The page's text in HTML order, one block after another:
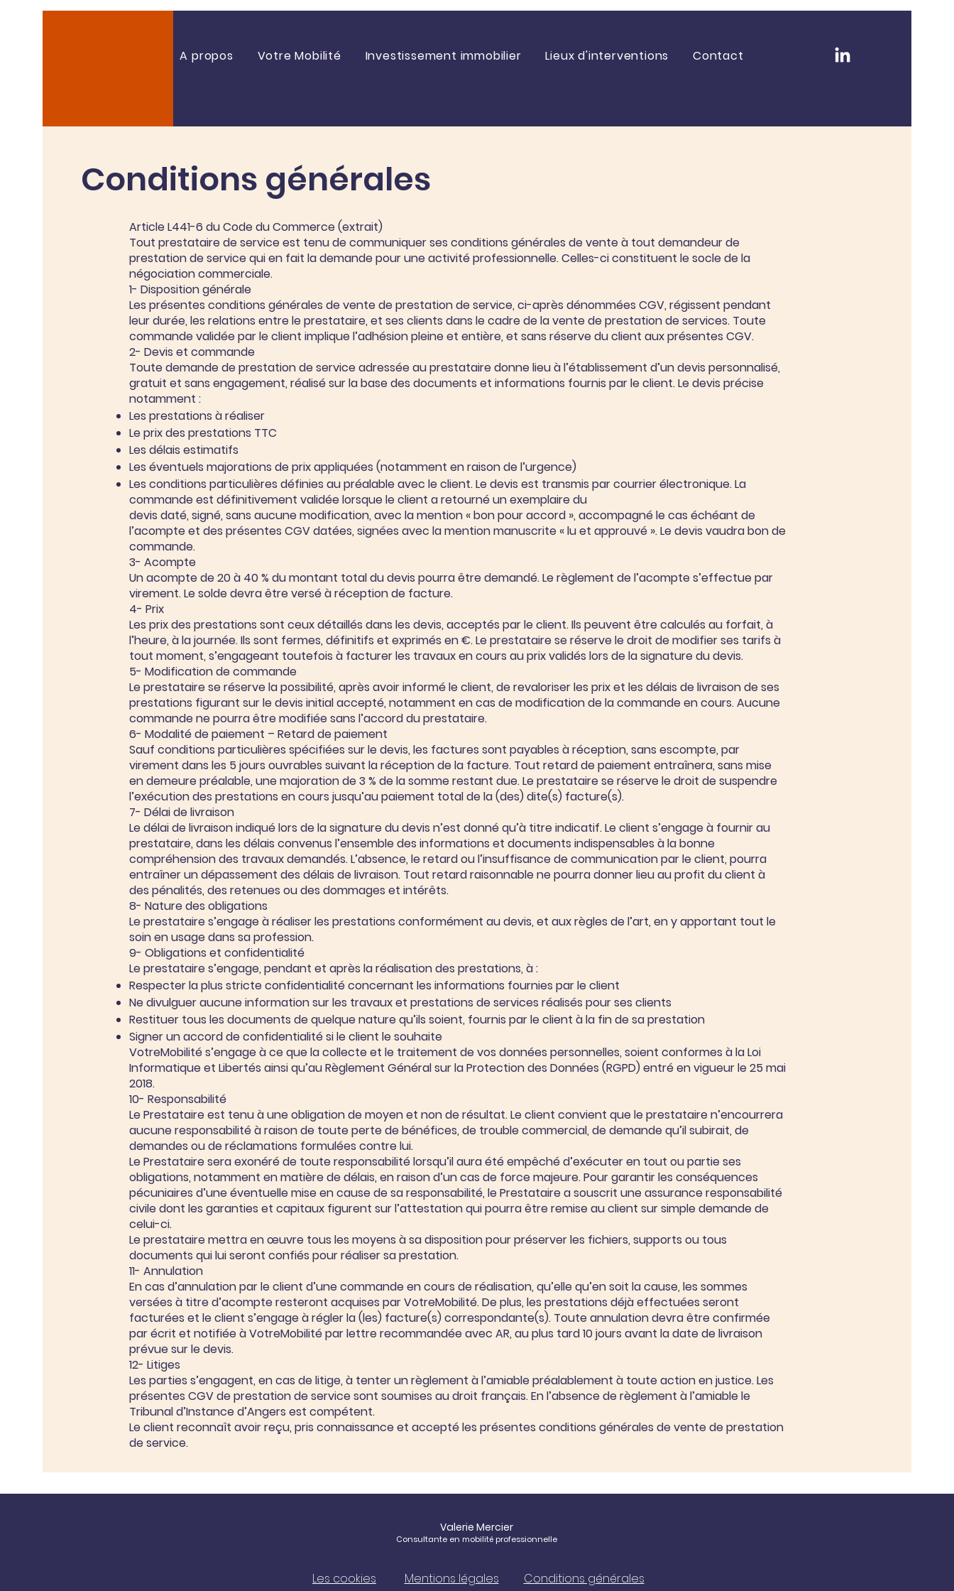
A propos Votre Mobilité Investissement immobilier Lieux d'interventions Contact
Conditions générales
Article L441-6 du Code du Commerce (extrait)
Tout prestataire de service est tenu de communiquer ses conditions générales de vente à tout demandeur de
prestation de service qui en fait la demande pour une activité professionnelle. Celles-ci constituent le socle de la
négociation commerciale.
1- Disposition générale
Les présentes conditions générales de vente de prestation de service, ci-après dénommées CGV, régissent pendant
leur durée, les relations entre le prestataire, et ses clients dans le cadre de la vente de prestation de services. Toute
commande validée par le client implique l’adhésion pleine et entière, et sans réserve du client aux présentes CGV.
2- Devis et commande
Toute demande de prestation de service adressée au prestataire donne lieu à l’établissement d’un devis personnalisé,
gratuit et sans engagement, réalisé sur la base des documents et informations fournis par le client. Le devis précise
notamment :
Les prestations à réaliser
Le prix des prestations TTC
Les délais estimatifs
Les éventuels majorations de prix appliquées (notamment en raison de l’urgence)
Les conditions particulières définies au préalable avec le client. Le devis est transmis par courrier électronique. La
commande est définitivement validée lorsque le client a retourné un exemplaire du
devis daté, signé, sans aucune modification, avec la mention « bon pour accord », accompagné le cas échéant de
l’acompte et des présentes CGV datées, signées avec la mention manuscrite « lu et approuvé ». Le devis vaudra bon de
commande.
3- Acompte
Un acompte de 20 à 40 % du montant total du devis pourra être demandé. Le règlement de l’acompte s’effectue par
virement. Le solde devra être versé à réception de facture.
4- Prix
Les prix des prestations sont ceux détaillés dans les devis, acceptés par le client. Ils peuvent être calculés au forfait, à
l’heure, à la journée. Ils sont fermes, définitifs et exprimés en €. Le prestataire se réserve le droit de modifier ses tarifs à
tout moment, s’engageant toutefois à facturer les travaux en cours au prix validés lors de la signature du devis.
5- Modification de commande
Le prestataire se réserve la possibilité, après avoir informé le client, de revaloriser les prix et les délais de livraison de ses
prestations figurant sur le devis initial accepté, notamment en cas de modification de la commande en cours. Aucune
commande ne pourra être modifiée sans l’accord du prestataire.
6- Modalité de paiement – Retard de paiement
Sauf conditions particulières spécifiées sur le devis, les factures sont payables à réception, sans escompte, par
virement dans les 5 jours ouvrables suivant la réception de la facture. Tout retard de paiement entraînera, sans mise
en demeure préalable, une majoration de 3 % de la somme restant due. Le prestataire se réserve le droit de suspendre
l’exécution des prestations en cours jusqu’au paiement total de la (des) dite(s) facture(s).
7- Délai de livraison
Le délai de livraison indiqué lors de la signature du devis n’est donné qu’à titre indicatif. Le client s’engage à fournir au
prestataire, dans les délais convenus l’ensemble des informations et documents indispensables à la bonne
compréhension des travaux demandés. L’absence, le retard ou l’insuffisance de communication par le client, pourra
entraîner un dépassement des délais de livraison. Tout retard raisonnable ne pourra donner lieu au profit du client à
des pénalités, des retenues ou des dommages et intérêts.
8- Nature des obligations
Le prestataire s’engage à réaliser les prestations conformément au devis, et aux règles de l’art, en y apportant tout le
soin en usage dans sa profession.
9- Obligations et confidentialité
Le prestataire s’engage, pendant et après la réalisation des prestations, à :
Respecter la plus stricte confidentialité concernant les informations fournies par le client
Ne divulguer aucune information sur les travaux et prestations de services réalisés pour ses clients
Restituer tous les documents de quelque nature qu’ils soient, fournis par le client à la fin de sa prestation
Signer un accord de confidentialité si le client le souhaite
VotreMobilité s’engage à ce que la collecte et le traitement de vos données personnelles, soient conformes à la Loi
Informatique et Libertés ainsi qu’au Règlement Général sur la Protection des Données (RGPD) entré en vigueur le 25 mai
2018.
10- Responsabilité
Le Prestataire est tenu à une obligation de moyen et non de résultat. Le client convient que le prestataire n’encourrera
aucune responsabilité à raison de toute perte de bénéfices, de trouble commercial, de demande qu’il subirait, de
demandes ou de réclamations formulées contre lui.
Le Prestataire sera exonéré de toute responsabilité lorsqu’il aura été empêché d’exécuter en tout ou partie ses
obligations, notamment en matière de délais, en raison d’un cas de force majeure. Pour garantir les conséquences
pécuniaires d’une éventuelle mise en cause de sa responsabilité, le Prestataire a souscrit une assurance responsabilité
civile dont les garanties et capitaux figurent sur l’attestation qui pourra être remise au client sur simple demande de
celui-ci.
Le prestataire mettra en œuvre tous les moyens à sa disposition pour préserver les fichiers, supports ou tous
documents qui lui seront confiés pour réaliser sa prestation.
11- Annulation
En cas d’annulation par le client d’une commande en cours de réalisation, qu’elle qu’en soit la cause, les sommes
versées à titre d’acompte resteront acquises par VotreMobilité. De plus, les prestations déjà effectuées seront
facturées et le client s’engage à régler la (les) facture(s) correspondante(s). Toute annulation devra être confirmée
par écrit et notifiée à VotreMobilité par lettre recommandée avec AR, au plus tard 10 jours avant la date de livraison
prévue sur le devis.
12- Litiges
Les parties s’engagent, en cas de litige, à tenter un règlement à l’amiable préalablement à toute action en justice. Les
présentes CGV de prestation de service sont soumises au droit français. En l’absence de règlement à l’amiable le
Tribunal d’Instance d’Angers est compétent.
Le client reconnaît avoir reçu, pris connaissance et accepté les présentes conditions générales de vente de prestation
de service.
Valerie Mercier
Consultante en mobilité professionnelle
Les cookies Mentions légales Conditions générales